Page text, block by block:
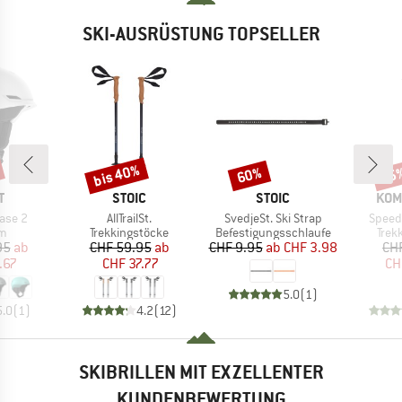
SKI-AUSRÜSTUNG TOPSELLER
2
Preis
ab
(1 )
MARKE
STOIC
Artikel
AllTrailSt.
Produktgruppe
Trekkingstöcke
Preis
CHF 59.95reduzierter Preis
ab
CHF 37.77
4.2(12)
Rabatt
bis 40%
MARKE
STOIC
Artikel
SvedjeSt. Ski Strap
Produktgruppe
Befestigungsschlaufe
Preis
CHF 9.95 reduzierter Preis
ab CHF 3.98
5.0(1 )
Rabatt
60%
Artikel
SKIBRILLEN MIT EXZELLENTER